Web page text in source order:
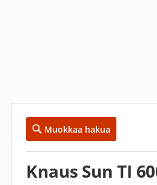
Muokkaa hakua
Knaus Sun TI